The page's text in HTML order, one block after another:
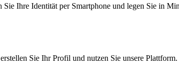
Ihre Identität per Smartphone und legen Sie in
Sie Ihr Profil und nutzen Sie unsere Plattform.